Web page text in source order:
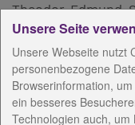
Theodor-Edmund-
Seniorenzentrum
20 Jahre
Anschließend
Unterhaltung
Blasmusikanten,
Unsere Seite
Unsere Webseite nutzt
personenbezogene
Browserinformation,
ein besseres
Technologien auch,